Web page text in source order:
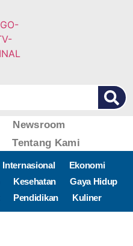
Newsroom
Tentang Kami
Internasional
Ekonomi
Kesehatan
Gaya Hidup
Pendidikan Kuliner